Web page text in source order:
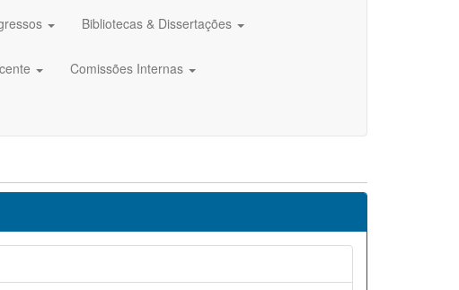
Bibliotecas & Dissertações
Comissões Internas